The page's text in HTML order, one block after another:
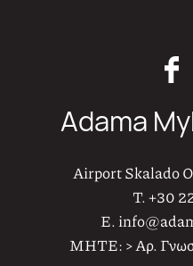
Adama
Airport Skalado
T.+30
E.
MHTE: > Αρ.